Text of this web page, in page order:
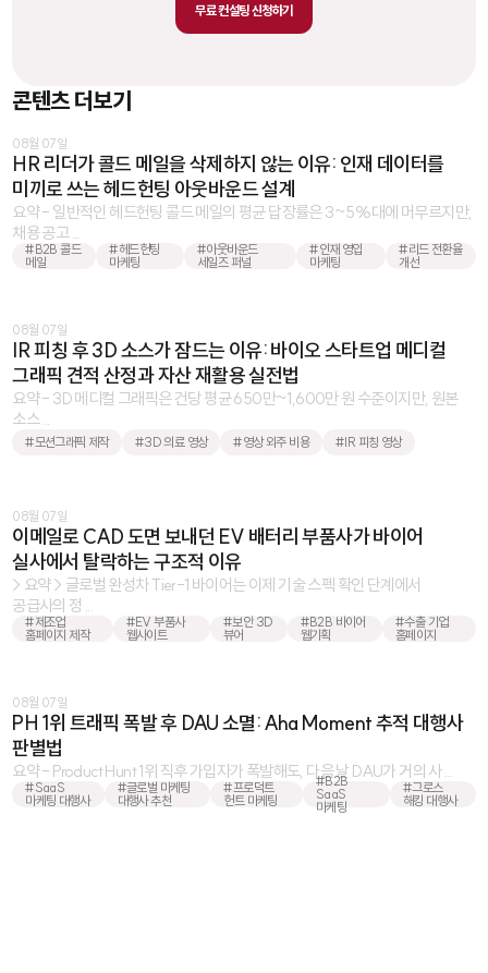
무료 컨설팅 신청하기
콘텐츠 더보기
08월 07일
HR 리더가 콜드 메일을 삭제하지 않는 이유: 인재 데이터를
미끼로 쓰는 헤드헌팅 아웃바운드 설계
요약 - 일반적인 헤드헌팅 콜드 메일의 평균 답장률은 3~5%대에 머무르지만,
채용 공고 ...
#B2B 콜드
메일
#헤드헌팅
마케팅
#아웃바운드
세일즈 퍼널
#인재 영입
마케팅
#리드 전환율
개선
08월 07일
IR 피칭 후 3D 소스가 잠드는 이유: 바이오 스타트업 메디컬
그래픽 견적 산정과 자산 재활용 실전법
요약 - 3D 메디컬 그래픽은 건당 평균 650만~1,600만 원 수준이지만, 원본
소스 ...
#모션그래픽 제작 #3D 의료 영상 #영상 외주 비용 #IR 피칭 영상
08월 07일
이메일로 CAD 도면 보내던 EV 배터리 부품사가 바이어
실사에서 탈락하는 구조적 이유
> 요약 > 글로벌 완성차 Tier-1 바이어는 이제 기술 스펙 확인 단계에서
공급사의 정 ...
#제조업
홈페이지 제작
#EV 부품사
웹사이트
#보안 3D
뷰어
#B2B 바이어
웹기획
#수출 기업
홈페이지
08월 07일
PH 1위 트래픽 폭발 후 DAU 소멸: Aha Moment 추적 대행사
판별법
요약 - Product Hunt 1위 직후 가입자가 폭발해도, 다음 날 DAU가 거의 사 ...
#SaaS
마케팅 대행사
#글로벌 마케팅
대행사 추천
#프로덕트
헌트 마케팅
#B2B
SaaS
마케팅
#그로스
해킹 대행사